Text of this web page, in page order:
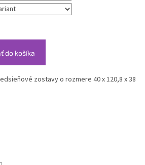
do košíka
zostavy o rozmere 40 x 120,8 x 38